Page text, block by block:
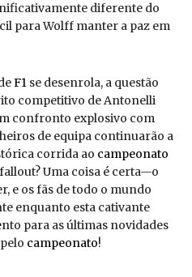
diferente do
para Wolff manter a paz em
F1 se desenrola, a questão
competitivo de Antonelli
confronto explosivo com
de equipa continuarão a
corrida ao campeonato
Uma coisa é certa—o
e os fãs de todo o mundo
enquanto esta cativante
para as últimas novidades
campeonato!